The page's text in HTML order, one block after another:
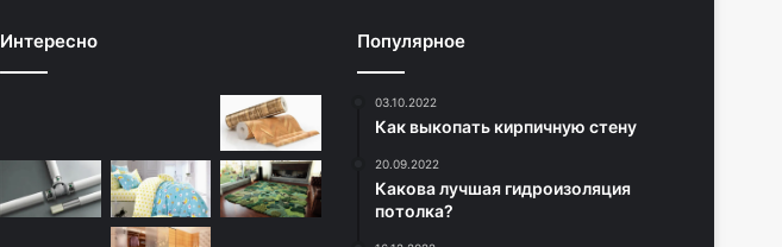
Интересно Популярное
03.10.2022
Как выкопать кирпичную стену
20.09.2022
Какова лучшая гидроизоляция
потолка?